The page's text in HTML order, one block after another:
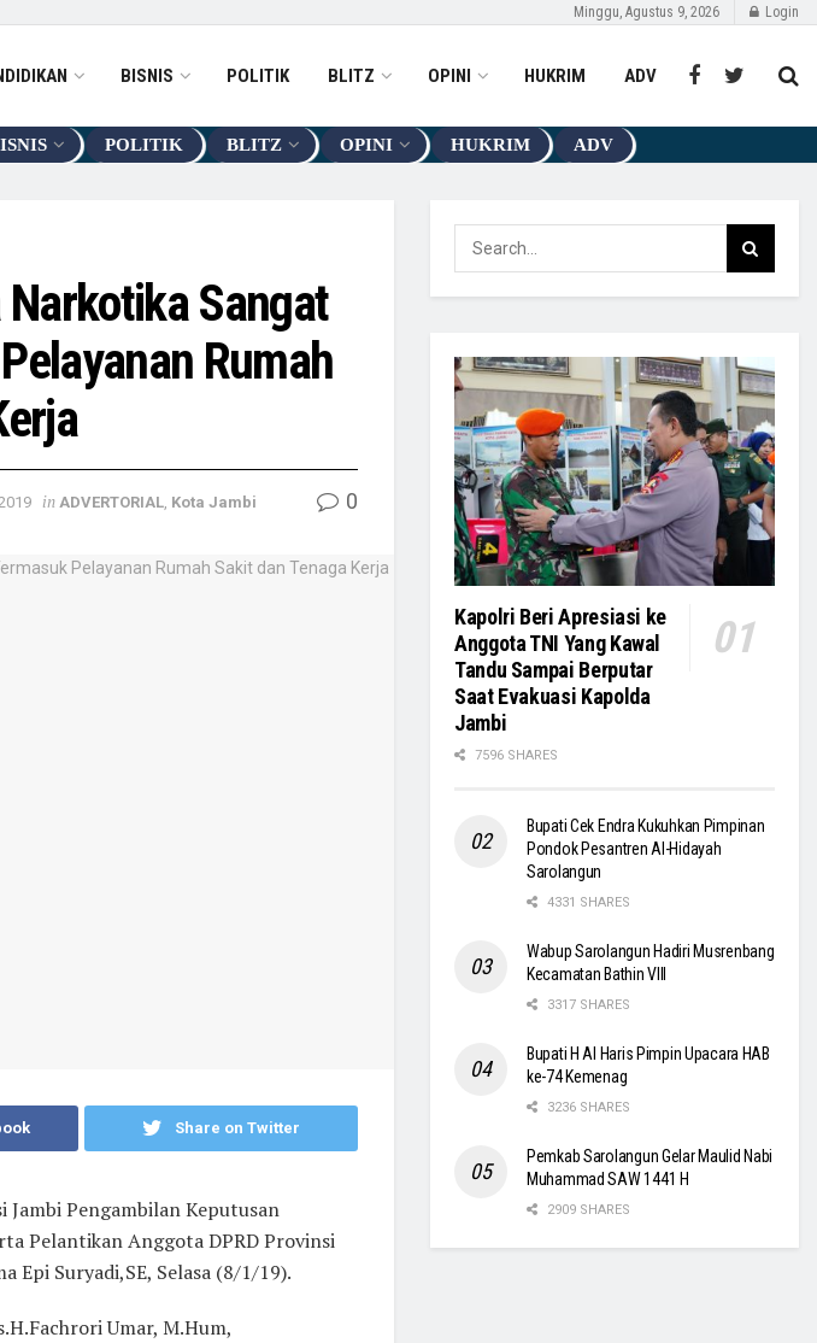
Minggu, Agustus 9, 2026 Login
BISNIS POLITIK BLITZ OPINI HUKRIM ADV
POLITIK BLITZ OPINI HUKRIM ADV
Sangat
Rumah
in ADVERTORIAL Kota Jambi 0
Share on Twitter
Jambi Pengambilan Keputusan
Pelantikan Anggota DPRD Provinsi
Epi Suryadi,SE, Selasa (8/1/19).
Umar, M.Hum,
Kapolri Beri Apresiasi ke
Anggota TNI Yang Kawal
Tandu Sampai Berputar
Saat Evakuasi Kapolda
Jambi
7596 SHARES
Bupati Cek Endra Kukuhkan Pimpinan
Pondok Pesantren Al-Hidayah
Sarolangun
4331 SHARES
Wabup Sarolangun Hadiri Musrenbang
Kecamatan Bathin VIII
3317 SHARES
Bupati H Al Haris Pimpin Upacara HAB
ke-74 Kemenag
3236 SHARES
Pemkab Sarolangun Gelar Maulid Nabi
Muhammad SAW 1441 H
2909 SHARES